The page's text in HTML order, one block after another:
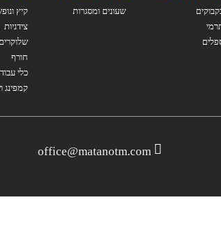
שעונים ומסגרות
קיץ
צידניות
חורף
כלי
קמפינג
office@matanotm.com